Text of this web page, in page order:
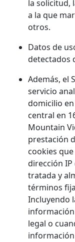
la solicitud,
a la que
otros.
Datos de
detectados
Además, el
servicio
domicilio
central en
Mountain
prestación
cookies
dirección
tratada y
términos
Incluyendo
legal o